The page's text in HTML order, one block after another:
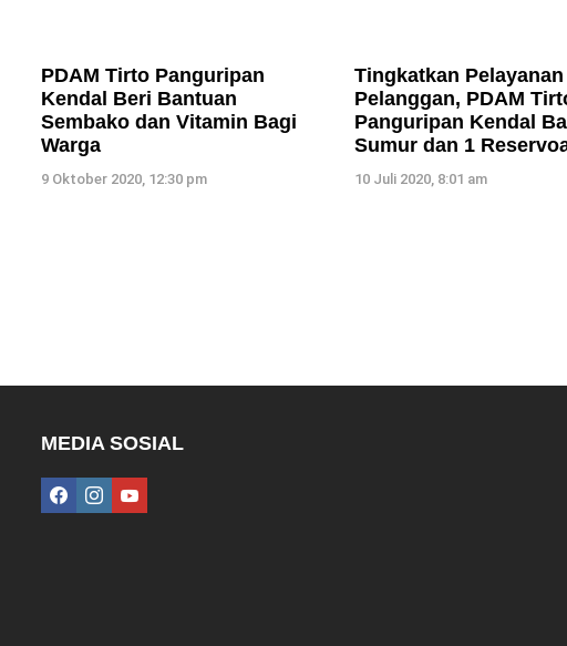
PDAM Tirto Panguripan
Kendal Beri Bantuan
Sembako dan Vitamin Bagi
Warga
9 Oktober 2020, 12:30 pm
Tingkatkan
Pelanggan, PDAM
Panguripan Kendal
Sumur dan 1
10 Juli 2020, 8:01 am
MEDIA SOSIAL
facebookinstagramyoutube